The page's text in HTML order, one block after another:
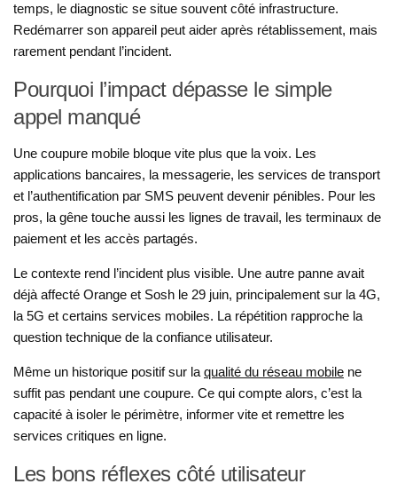
temps, le diagnostic se situe souvent côté infrastructure.
Redémarrer son appareil peut aider après rétablissement, mais
rarement pendant l’incident.
Pourquoi l’impact dépasse le simple
appel manqué
Une coupure mobile bloque vite plus que la voix. Les
applications bancaires, la messagerie, les services de transport
et l’authentification par SMS peuvent devenir pénibles. Pour les
pros, la gêne touche aussi les lignes de travail, les terminaux de
paiement et les accès partagés.
Le contexte rend l’incident plus visible. Une autre panne avait
déjà affecté Orange et Sosh le 29 juin, principalement sur la 4G,
la 5G et certains services mobiles. La répétition rapproche la
question technique de la confiance utilisateur.
Même un historique positif sur la qualité du réseau mobile ne
suffit pas pendant une coupure. Ce qui compte alors, c’est la
capacité à isoler le périmètre, informer vite et remettre les
services critiques en ligne.
Les bons réflexes côté utilisateur